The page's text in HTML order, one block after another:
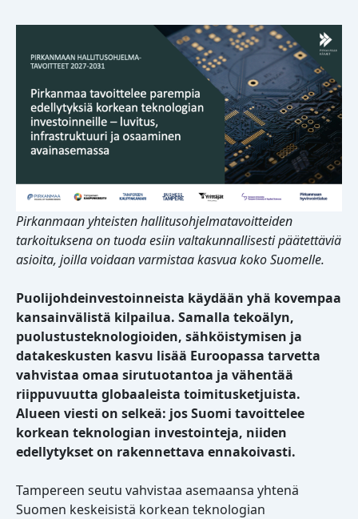
Pirkanmaan yhteisten hallitusohjelmatavoitteiden
tarkoituksena on tuoda esiin valtakunnallisesti päätettäviä
asioita, joilla voidaan varmistaa kasvua koko Suomelle.
Puolijohdeinvestoinneista käydään yhä kovempaa
kansainvälistä kilpailua. Samalla tekoälyn,
puolustusteknologioiden, sähköistymisen ja
datakeskusten kasvu lisää Euroopassa tarvetta
vahvistaa omaa sirutuotantoa ja vähentää
riippuvuutta globaaleista toimitusketjuista.
Alueen viesti on selkeä: jos Suomi tavoittelee
korkean teknologian investointeja, niiden
edellytykset on rakennettava ennakoivasti.
Tampereen seutu vahvistaa asemaansa yhtenä
Suomen keskeisistä korkean teknologian